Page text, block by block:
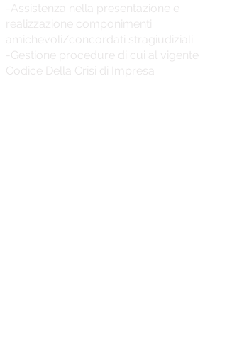
-Assistenza nella presentazione e
realizzazione componimenti
amichevoli/concordati stragiudiziali
-Gestione procedure di cui al vigente
Codice Della Crisi di Impresa